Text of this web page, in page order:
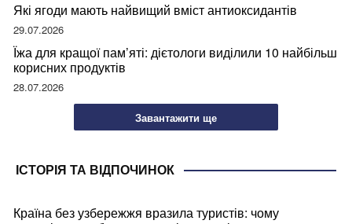
Які ягоди мають найвищий вміст антиоксидантів
29.07.2026
Їжа для кращої пам’яті: дієтологи виділили 10 найбільш
корисних продуктів
28.07.2026
Завантажити ще
ІСТОРІЯ ТА ВІДПОЧИНОК
Країна без узбережжя вразила туристів: чому